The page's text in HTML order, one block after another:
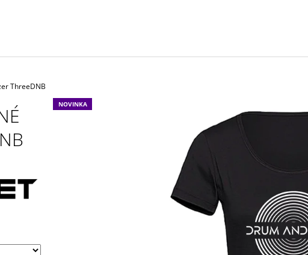
ThreeDNB
NOVINKA
BÍLÉ
490 Kč